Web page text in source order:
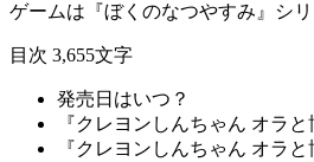
ゲームは『ぼくのなつやすみ』シ
目次 3,655文字
発売日はいつ？
『クレヨンしんちゃん オラ
『クレヨンしんちゃん オラ